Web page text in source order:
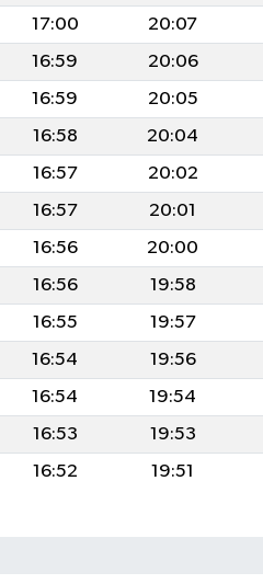
17:00 20:07
16:59 20:06
16:59 20:05
16:58 20:04
16:57 20:02
16:57 20:01
16:56 20:00
16:56 19:58
16:55 19:57
16:54 19:56
16:54 19:54
16:53 19:53
16:52 19:51